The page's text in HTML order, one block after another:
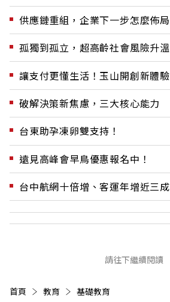
供應鏈重組，企業下一步怎麼佈局
孤獨到孤立，超高齡社會風險升溫
讓支付更懂生活！玉山開創新體驗
破解決策新焦慮，三大核心能力
台東助孕凍卵雙支持！
遠見高峰會早鳥優惠報名中！
台中航網十倍增、客運年增近三成
請往下繼續閱讀
首頁 教育 基礎教育